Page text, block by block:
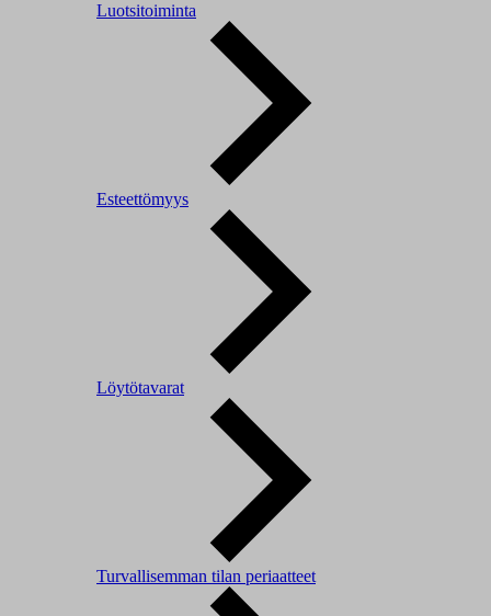
Luotsitoiminta
Esteettömyys
Löytötavarat
Turvallisemman tilan periaatteet